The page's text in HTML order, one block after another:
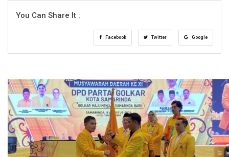
You Can Share It :
Facebook Twitter Google